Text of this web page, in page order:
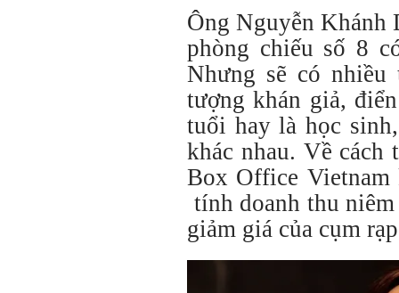
Ông Nguyễn Khánh
phòng chiếu số 8
Nhưng sẽ có
tượng khán giả,
tuổi hay là học
khác nhau. Về
Box Office
tính doanh thu
giảm giá của cụm